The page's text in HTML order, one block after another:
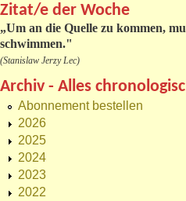
Zitat/e der Woche
„Um an die Quelle zu kommen,
schwimmen."
(Stanislaw Jerzy Lec)
Archiv - Alles
Abonnement bestellen
2026
2025
2024
2023
2022